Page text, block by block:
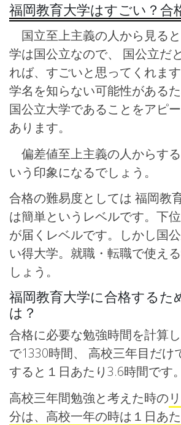
福岡教育大学はすごい？合
国立至上主義の人から見る
学は国公立なので、 国公立だ
れば、すごいと思ってくれま
学名を知らない可能性がある
国公立大学であることをアピ
あります。
偏差値至上主義の人からす
いう印象になるでしょう。
合格の難易度としては 福岡教
は簡単というレベルです。下
が届くレベルです。しかし国
い得大学。就職・転職で使え
しょう。
福岡教育大学に合格するた
は？
合格に必要な勉強時間を計算
で1330時間、 高校三年目だけ
すると１日あたり3.6時間です。
高校三年間勉強と考えた時の
分は、高校一年の時は１日あ